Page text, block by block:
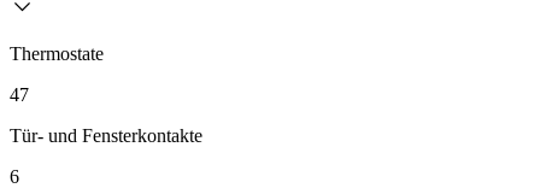
Thermostate
47
Tür- und Fensterkontakte
6